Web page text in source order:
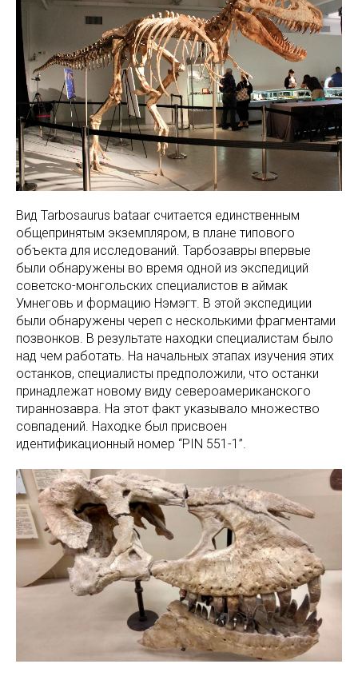
Вид Tarbosaurus bataar считается единственным
общепринятым экземпляром, в плане типового
объекта для исследований. Тарбозавры впервые
были обнаружены во время одной из экспедиций
советско-монгольских специалистов в аймак
Умнеговь и формацию Нэмэгт. В этой экспедиции
были обнаружены череп с несколькими фрагментами
позвонков. В результате находки специалистам было
над чем работать. На начальных этапах изучения этих
останков, специалисты предположили, что останки
принадлежат новому виду североамериканского
тираннозавра. На этот факт указывало множество
совпадений. Находке был присвоен
идентификационный номер “PIN 551-1”.